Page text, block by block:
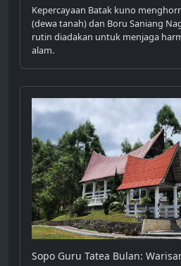
Kepercayaan Batak kuno
(dewa tanah) dan Boru Saniang
rutin diadakan untuk menjaga
alam.
Sopo Guru Tatea Bulan: